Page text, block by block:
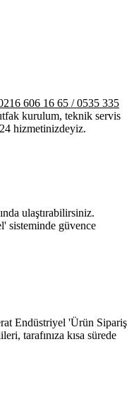
606 16 65 / 0535 335
kurulum, teknik servis
hizmetinizdeyiz.
ulaştırabilirsiniz.
sisteminde güvence
Endüstriyel 'Ürün Sipariş
tarafınıza kısa sürede